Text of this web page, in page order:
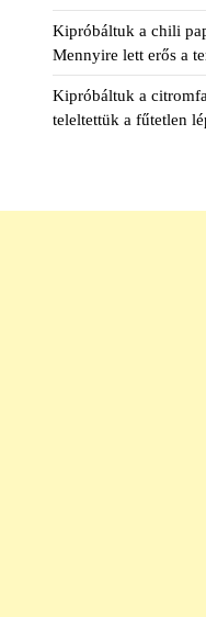
Kipróbáltuk a chili
Mennyire lett erős a
Kipróbáltuk a
teleltettük a fűtetlen